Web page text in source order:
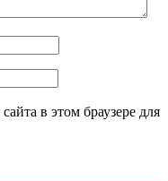
в этом браузере для